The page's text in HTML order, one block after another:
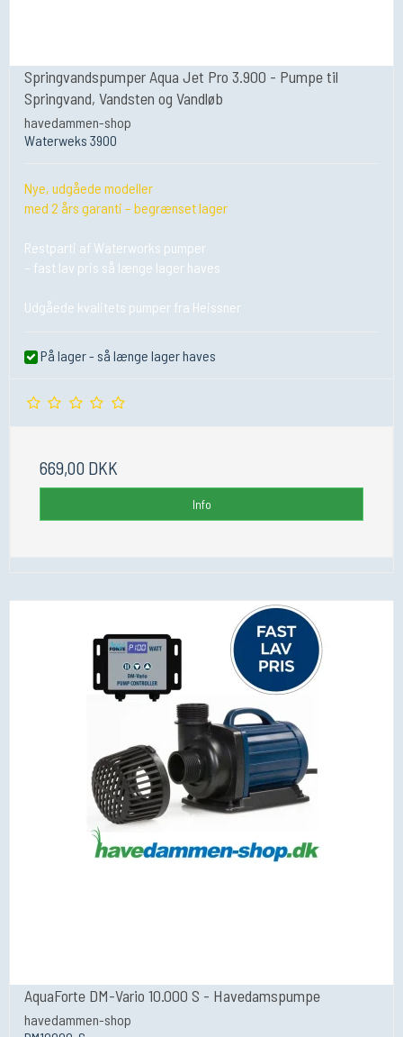
Springvandspumper Aqua Jet Pro 3.900 - Pumpe til
Springvand, Vandsten og Vandløb
havedammen-shop
Waterweks 3900
Nye, udgåede modeller
med 2 års garanti – begrænset lager
Restparti af Waterworks pumper
– fast lav pris så længe lager haves
Udgåede kvalitets pumper fra Heissner
På lager - så længe lager haves
669,00 DKK
Info
AquaForte DM-Vario 10.000 S - Havedamspumpe
havedammen-shop